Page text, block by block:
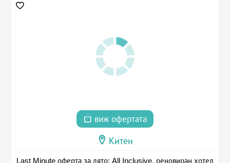
виж офертата
Китен
Last Minute оферта за лято: All Inclusive, реновиран хотел